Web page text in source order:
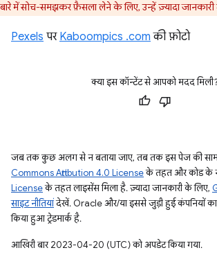
बारे में सोच-समझकर फ़ैसला लेने के लिए, उन्हें ज़्यादा
Pexels पर Kaboompics .com की फ़ोटो
क्या इस कॉन्टेंट से आपको मदद
जब तक कुछ अलग से न बताया जाए, तब तक इस पेज की
Commons Attribution 4.0 Licenseके तहत और कोड के
Licenseके तहत लाइसेंस मिला है. ज़्यादा जानकारी के लिए,
साइट नीतियांदेखें. Oracle और/या इससे जुड़ी हुई कंपनियों
किया हुआ ट्रेडमार्क है.
आखिरी बार 2023-04-20 (UTC) को अपडेट किया गया.